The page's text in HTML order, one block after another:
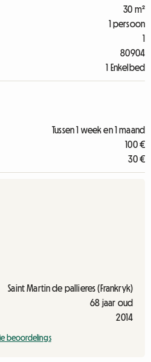
30 m²
1 persoon
1
80904
1 Enkelbed
Tussen 1 week en 1 maand
100 €
30 €
Saint Martin de pallieres (Frankryk)
68 jaar oud
2014
beoordelings